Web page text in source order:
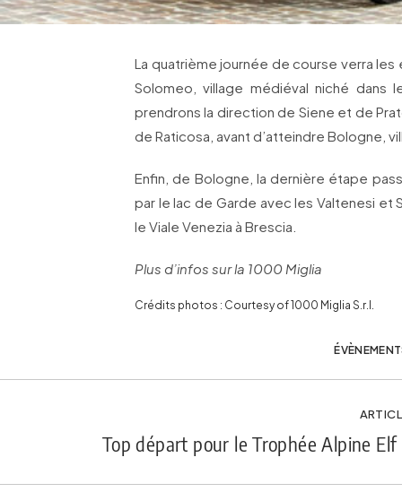
La quatrième journée de course verra
Solomeo, village médiéval niché dans
prendrons la direction de Siene et de
de Raticosa, avant d’atteindre Bologne,
Enfin, de Bologne, la dernière étape
par le lac de Garde avec les Valtenesi et
le Viale Venezia à Brescia.
Plus d’infos sur la 1000 Miglia
Crédits photos : Courtesy of 1000 Miglia S.r.l.
Top départ pour le Trophée Alpine Elf